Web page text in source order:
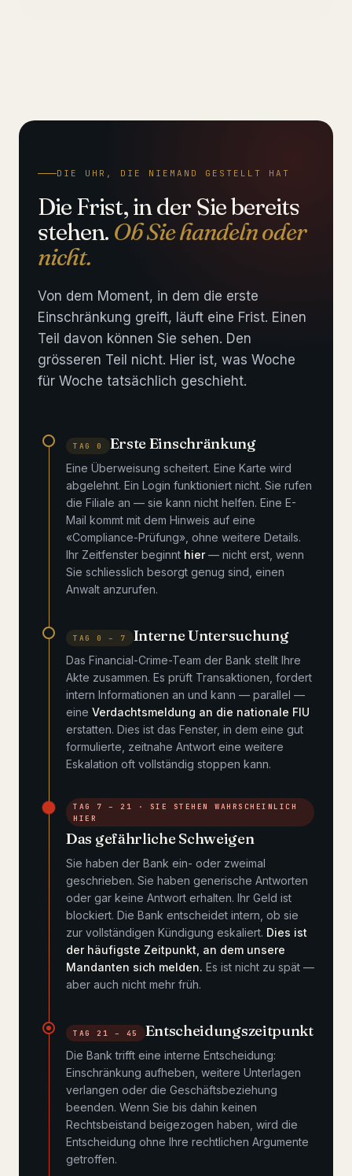
DIE UHR, DIE NIEMAND GESTELLT HAT
Die Frist, in der Sie bereits
stehen. Ob Sie handeln oder
nicht.
Von dem Moment, in dem die erste
Einschränkung greift, läuft eine Frist. Einen
Teil davon können Sie sehen. Den
grösseren Teil nicht. Hier ist, was Woche
für Woche tatsächlich geschieht.
TAG 0 Erste Einschränkung
Eine Überweisung scheitert. Eine Karte wird
abgelehnt. Ein Login funktioniert nicht. Sie rufen
die Filiale an — sie kann nicht helfen. Eine E-
Mail kommt mit dem Hinweis auf eine
«Compliance-Prüfung», ohne weitere Details.
Ihr Zeitfenster beginnt hier— nicht erst, wenn
Sie schliesslich besorgt genug sind, einen
Anwalt anzurufen.
TAG 0 – 7 Interne Untersuchung
Das Financial-Crime-Team der Bank stellt Ihre
Akte zusammen. Es prüft Transaktionen, fordert
intern Informationen an und kann — parallel —
eine Verdachtsmeldung an die nationale FIU
erstatten. Dies ist das Fenster, in dem eine gut
formulierte, zeitnahe Antwort eine weitere
Eskalation oft vollständig stoppen kann.
TAG 7 – 21 · SIE STEHEN WAHRSCHEINLICH
HIER
Das gefährliche Schweigen
Sie haben der Bank ein- oder zweimal
geschrieben. Sie haben generische Antworten
oder gar keine Antwort erhalten. Ihr Geld ist
blockiert. Die Bank entscheidet intern, ob sie
zur vollständigen Kündigung eskaliert. Dies ist
der häufigste Zeitpunkt, an dem unsere
Mandanten sich melden. Es ist nicht zu spät —
aber auch nicht mehr früh.
TAG 21 – 45 Entscheidungszeitpunkt
Die Bank trifft eine interne Entscheidung:
Einschränkung aufheben, weitere Unterlagen
verlangen oder die Geschäftsbeziehung
beenden. Wenn Sie bis dahin keinen
Rechtsbeistand beigezogen haben, wird die
Entscheidung ohne Ihre rechtlichen Argumente
getroffen.